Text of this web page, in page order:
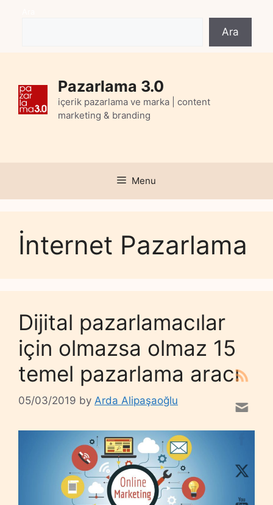
Ara
Pazarlama 3.0
içerik pazarlama ve marka | content
marketing & branding
Menu
İnternet Pazarlama
Dijital pazarlamacılar
için olmazsa olmaz 15
temel pazarlama aracı
05/03/2019 by Arda Alipaşaoğlu